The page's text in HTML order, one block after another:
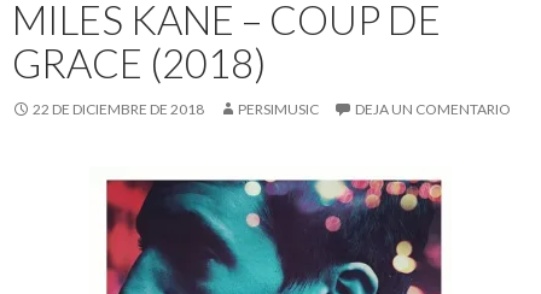
MILES KANE – COUP DE
GRACE (2018)
22 DE DICIEMBRE DE 2018 PERSIMUSIC DEJA UN COMENTARIO